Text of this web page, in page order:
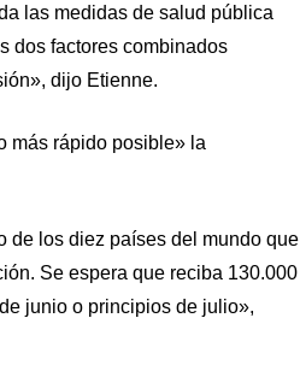
las medidas de salud pública
dos factores combinados
dijo Etienne.
más rápido posible» la
de los diez países del mundo que
Se espera que reciba 130.000
junio o principios de julio»,